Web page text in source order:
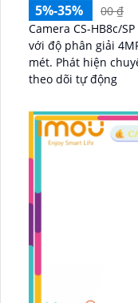
5%-35%
00 ₫
Camera CS-HB8c/
với độ phân giải
mét. Phát hiện chuyển động người qua cảm biến PIR
theo dõi tự động